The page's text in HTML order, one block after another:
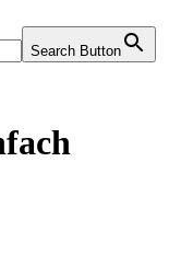
Search Button